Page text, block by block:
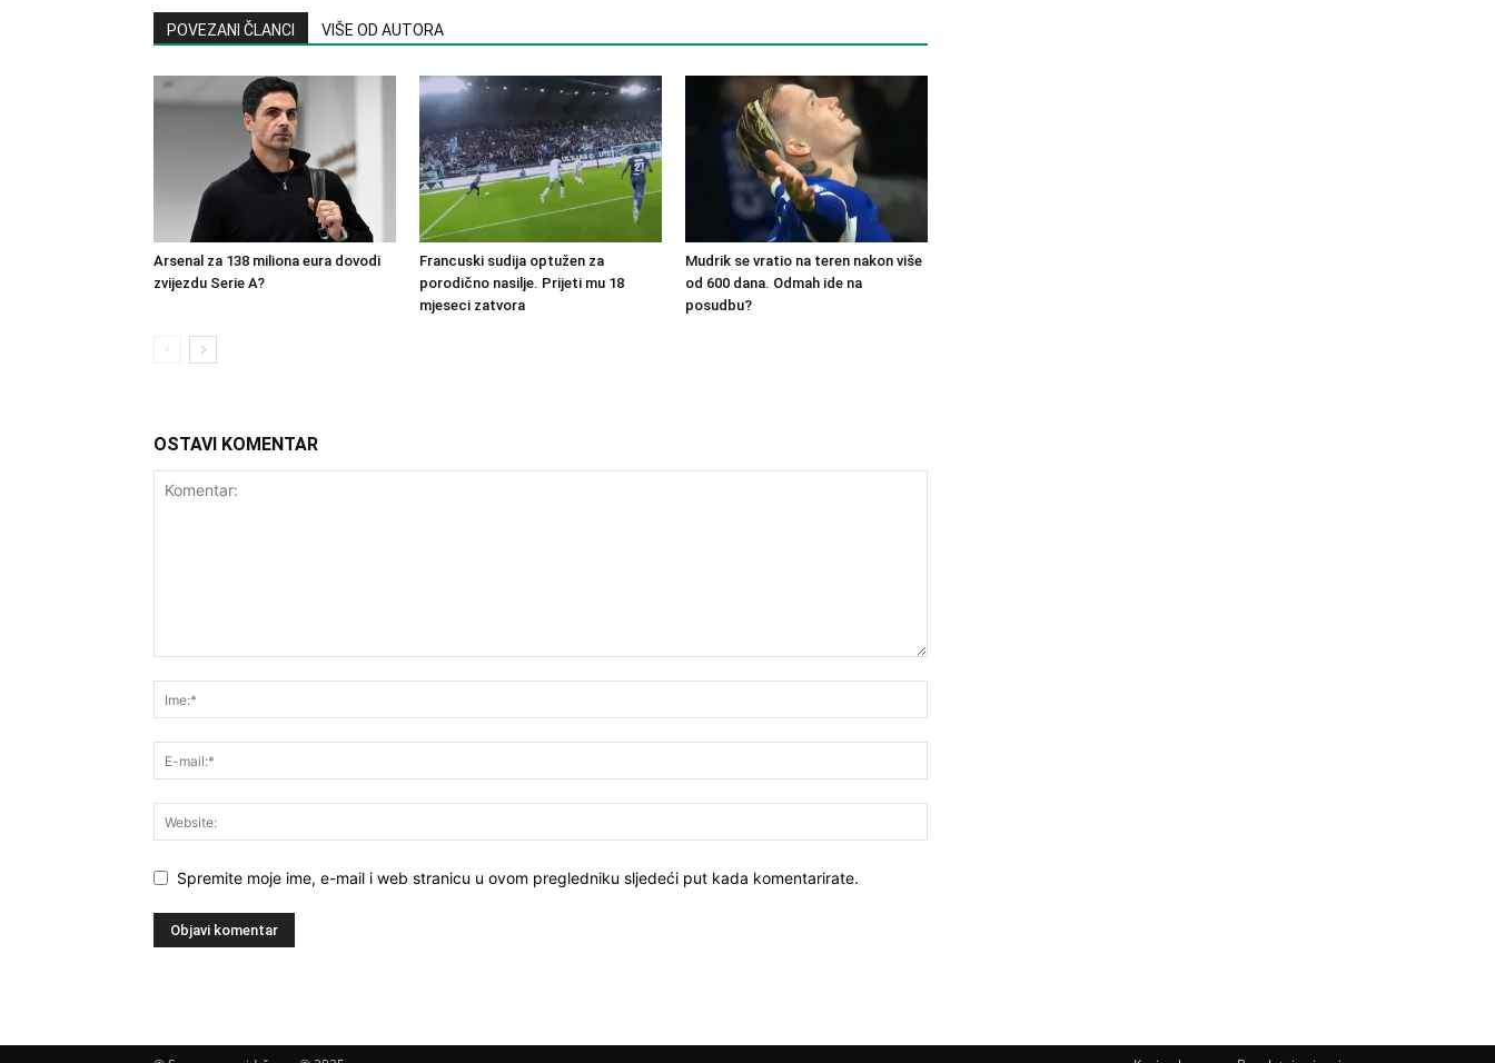
POVEZANI ČLANCI VIŠE OD AUTORA
Arsenal za 138 miliona eura dovodi
zvijezdu Serie A?
Francuski sudija optužen za
porodično nasilje. Prijeti mu 18
mjeseci zatvora
Mudrik se vratio na teren nakon više
od 600 dana. Odmah ide na
posudbu?
OSTAVI KOMENTAR
Spremite moje ime, e-mail i web stranicu u ovom pregledniku sljedeći put kada komentarirate.